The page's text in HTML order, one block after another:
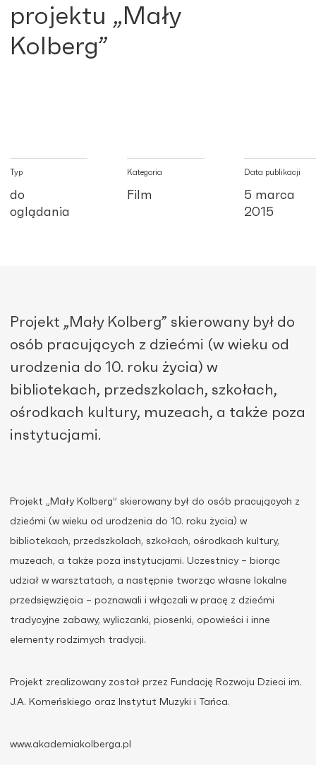
projektu „Mały
Kolberg”
Typ
do
oglądania
Kategoria
Film
Data publikacji
5 marca
2015
Projekt „Mały Kolberg” skierowany był do
osób pracujących z dziećmi (w wieku od
urodzenia do 10. roku życia) w
bibliotekach, przedszkolach, szkołach,
ośrodkach kultury, muzeach, a także poza
instytucjami.
Projekt „Mały Kolberg” skierowany był do osób pracujących z
dziećmi (w wieku od urodzenia do 10. roku życia) w
bibliotekach, przedszkolach, szkołach, ośrodkach kultury,
muzeach, a także poza instytucjami. Uczestnicy – biorąc
udział w warsztatach, a następnie tworząc własne lokalne
przedsięwzięcia – poznawali i włączali w pracę z dziećmi
tradycyjne zabawy, wyliczanki, piosenki, opowieści i inne
elementy rodzimych tradycji.
Projekt zrealizowany został przez Fundację Rozwoju Dzieci im.
J.A. Komeńskiego oraz Instytut Muzyki i Tańca.
www.akademiakolberga.pl